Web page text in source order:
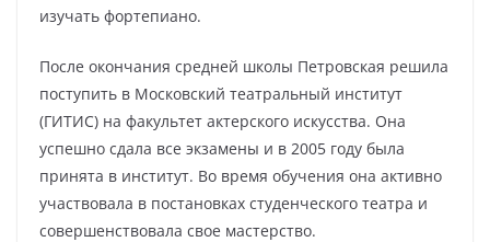
изучать фортепиано.
После окончания средней школы Петровская решила
поступить в Московский театральный институт
(ГИТИС) на факультет актерского искусства. Она
успешно сдала все экзамены и в 2005 году была
принята в институт. Во время обучения она активно
участвовала в постановках студенческого театра и
совершенствовала свое мастерство.